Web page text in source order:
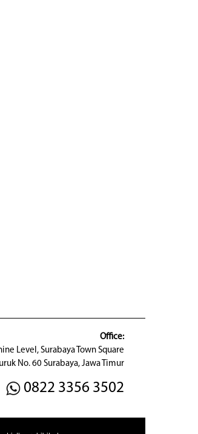
Office:
Level, Surabaya Town Square
No. 60 Surabaya, Jawa Timur
0822 3356 3502